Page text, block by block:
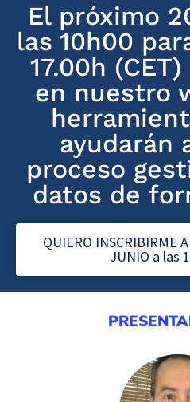
El próximo
las 10h00
17.00h
en nuestro
ayudarán
proceso
datos de
QUIERO INSCRIBIRME
JUNIO a las